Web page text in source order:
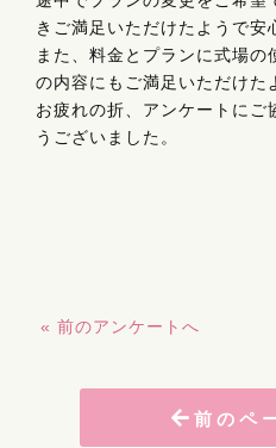
きご満足いただけたようで安
また、料金とプランに式場
の内容にもご満足いただけた
お疲れの折、アンケートにご
うございました。
« 前のアンケートへ
前のペ